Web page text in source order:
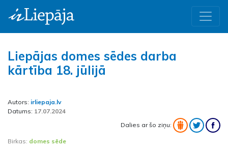
Liepājas domes sēdes darba
kārtība 18. jūlijā
Autors: irliepaja.lv
Datums: 17.07.2024
Dalies ar šo ziņu:
Birkas: domes sēde